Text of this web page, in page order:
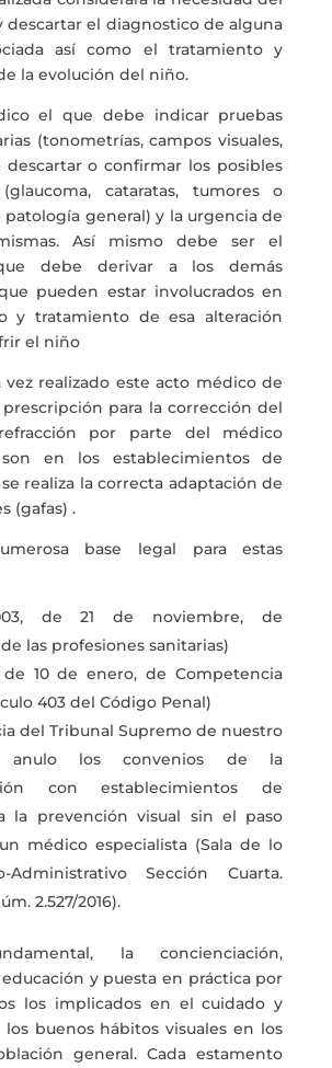
descartar el diagnostico de alguna
así como el tratamiento y
la evolución del niño.
el que debe indicar pruebas
(tonometrías, campos visuales,
descartar o confirmar los posibles
cataratas, tumores o
general) y la urgencia de
Así mismo debe ser el
debe derivar a los demás
pueden estar involucrados en
y tratamiento de esa alteración
el niño
realizado este acto médico de
para la corrección del
por parte del médico
son en los establecimientos de
realiza la correcta adaptación de
(gafas) .
base legal para estas
de 21 de noviembre, de
las profesiones sanitarias)
de 10 de enero, de Competencia
403 del Código Penal)
del Tribunal Supremo de nuestro
anulo los convenios de la
con establecimientos de
la prevención visual sin el paso
médico especialista (Sala de lo
Administrativo Sección Cuarta.
2.527/2016).
la concienciación,
y puesta en práctica por
los implicados en el cuidado y
buenos hábitos visuales en los
general. Cada estamento